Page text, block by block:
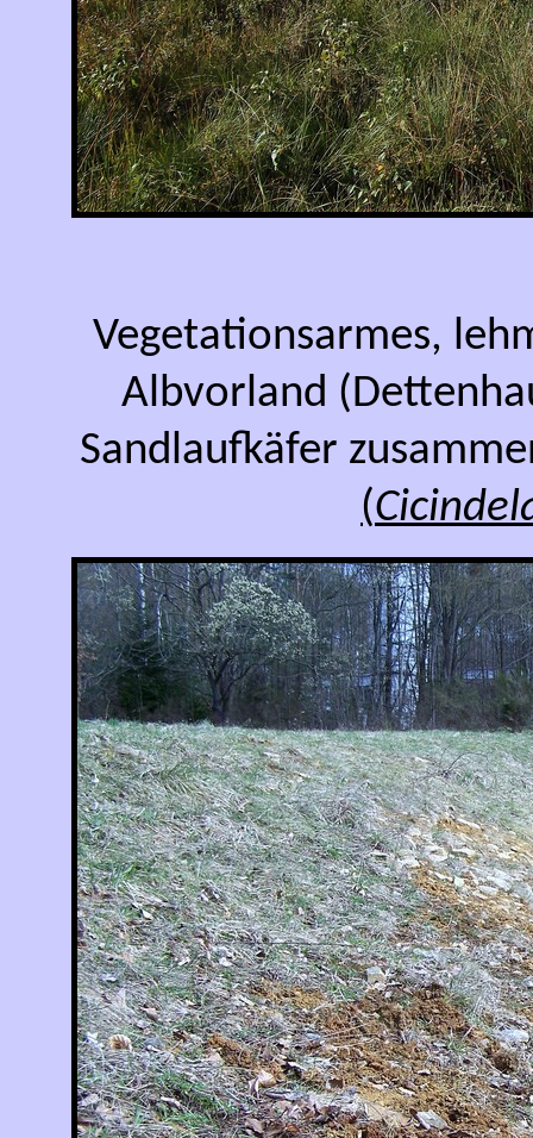
Vegetationsarmes,
Albvorland
Sandlaufkäfer
(